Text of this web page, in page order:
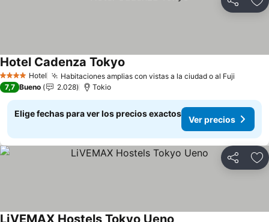
Compartir
4 EstrellasHotel Habitaciones amplias con vistas a la ciudad o al Fuji
Hotel Cadenza Tokyo
7,7 Bueno 2.028 Tokio
Elige fechas para ver los precios exactos
Ver precios
Compartir
LiVEMAX Hostels Tokyo Ueno